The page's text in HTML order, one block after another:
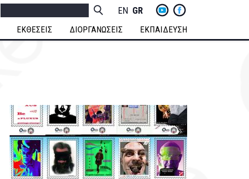
Socials
Menu
ENGLISHGREEK
ΕΚΘΕΣΕΙΣ ΔΙΟΡΓΑΝΩΣΕΙΣ ΕΚΠΑΙΔΕΥΣΗ